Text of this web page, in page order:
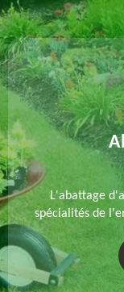
L'abattage
spécialités de
un abattage
des